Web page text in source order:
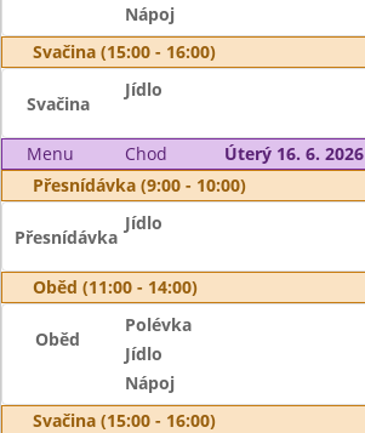
Nápoj
Svačina (15:00 - 16:00)
Svačina
Jídlo
Menu Chod
Úterý 16. 6. 2026
Přesnídávka (9:00 - 10:00)
Přesnídávka
Jídlo
Oběd (11:00 - 14:00)
Oběd
Polévka
Jídlo
Nápoj
Svačina (15:00 - 16:00)